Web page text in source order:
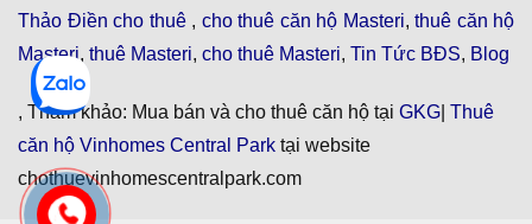
Thảo Điền cho thuê , cho thuê căn hộ Masteri, thuê căn hộ
Masteri, thuê Masteri, cho thuê Masteri, Tin Tức BĐS, Blog
, Tham khảo: Mua bán và cho thuê căn hộ tại GKG Thuê
căn hộ Vinhomes Central Park tại website
chothuevinhomescentralpark.com